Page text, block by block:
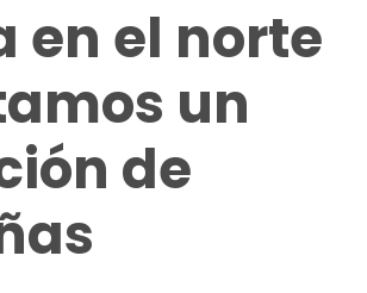
en el norte
un
de